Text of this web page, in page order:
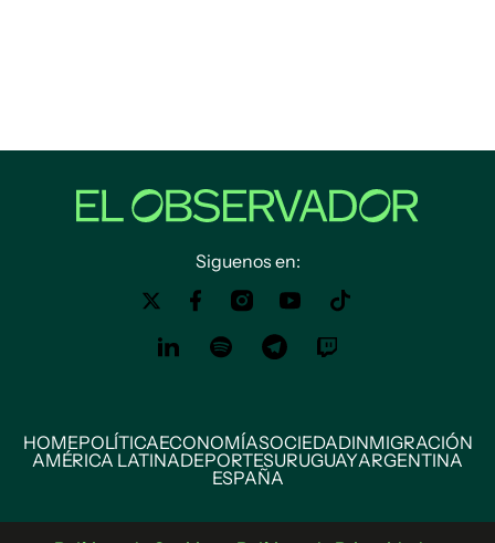
Siguenos en:
HOMEPOLÍTICAECONOMÍASOCIEDADINMIGRACIÓN
AMÉRICA LATINADEPORTESURUGUAYARGENTINA
ESPAÑA